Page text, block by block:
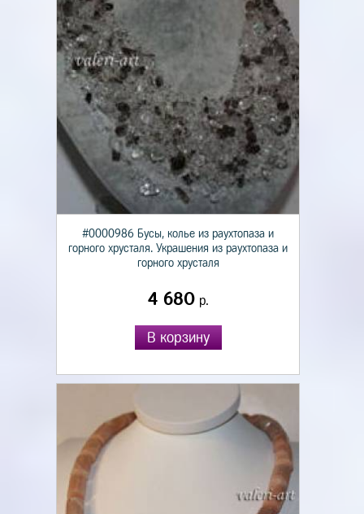
#0000986 Бусы, колье из раухтопаза и
горного хрусталя. Украшения из раухтопаза и
горного хрусталя
4 680р.
В корзину